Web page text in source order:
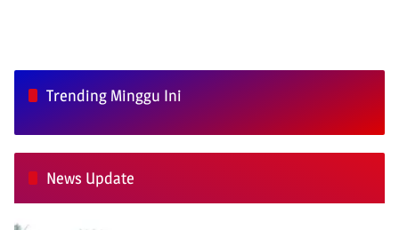
Trending Minggu Ini
News Update